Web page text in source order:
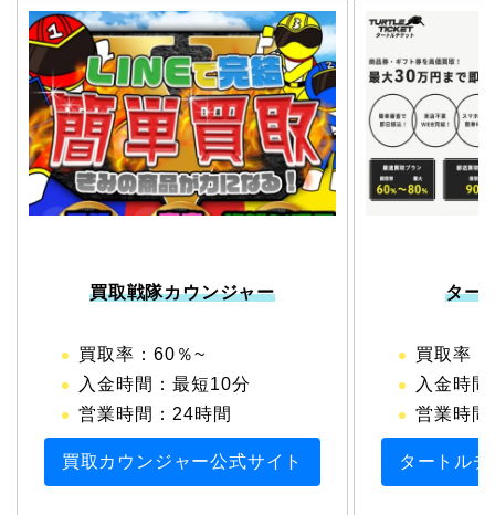
買取戦隊カウンジャー
買取率：60％~
入金時間：最短10分
営業時間：24時間
買取カウンジャー公式サイト
ター
買取率
入金時
営業時
タートル